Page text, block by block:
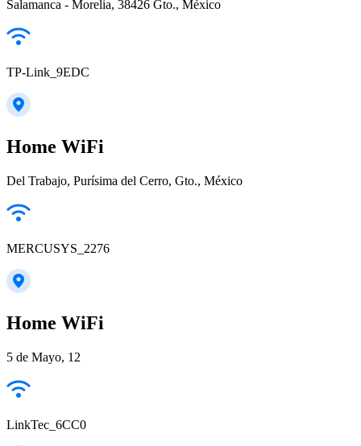
Salamanca - Morelia, 38426 Gto., México
TP-Link_9EDC
Home WiFi
Del Trabajo, Purísima del Cerro, Gto., México
MERCUSYS_2276
Home WiFi
5 de Mayo, 12
LinkTec_6CC0